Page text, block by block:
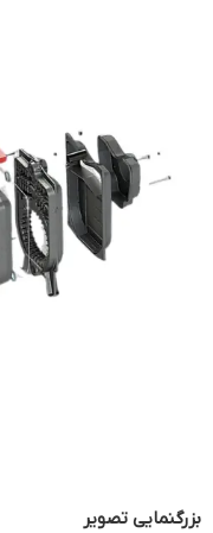
بزرگنمایی تصویر